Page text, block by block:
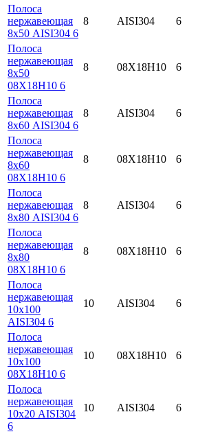
Полоса
нержавеющая
8х50 AISI304 6
8 AISI304 6
Полоса
нержавеющая
8х50
08Х18Н10 6
8 08Х18Н10 6
Полоса
нержавеющая
8х60 AISI304 6
8 AISI304 6
Полоса
нержавеющая
8х60
08Х18Н10 6
8 08Х18Н10 6
Полоса
нержавеющая
8х80 AISI304 6
8 AISI304 6
Полоса
нержавеющая
8х80
08Х18Н10 6
8 08Х18Н10 6
Полоса
нержавеющая
10х100
AISI304 6
10 AISI304 6
Полоса
нержавеющая
10х100
08Х18Н10 6
10 08Х18Н10 6
Полоса
нержавеющая
10х20 AISI304
6
10 AISI304 6